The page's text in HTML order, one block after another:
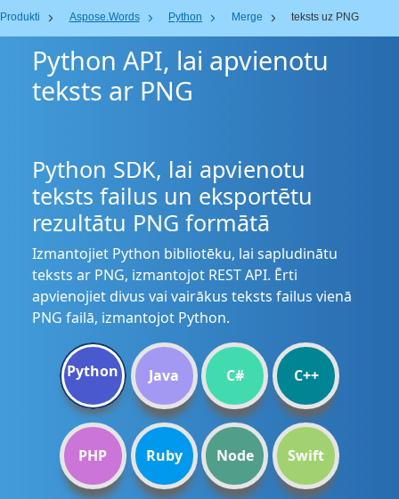
Produkti Aspose.Words Python Merge teksts uz PNG
Python API, lai apvienotu
teksts ar PNG
Python SDK, lai apvienotu
teksts failus un eksportētu
rezultātu PNG formātā
Izmantojiet Python bibliotēku, lai sapludinātu
teksts ar PNG, izmantojot REST API. Ērti
apvienojiet divus vai vairākus teksts failus vienā
PNG failā, izmantojot Python.
Python Java C# C++
PHP Ruby Node Swift